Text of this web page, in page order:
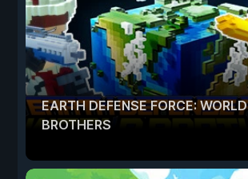
EARTH DEFENSE FORCE: WORLD
BROTHERS